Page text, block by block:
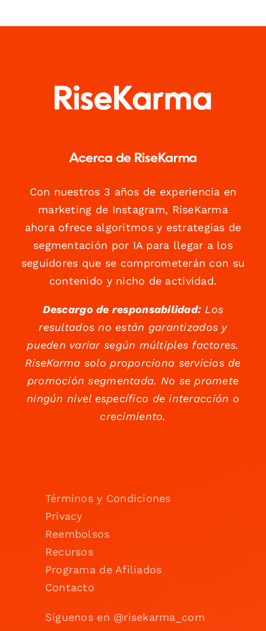
Acerca de RiseKarma
Con nuestros 3 años de experiencia en
marketing de Instagram, RiseKarma
ahora ofrece algoritmos y estrategias de
segmentación por IA para llegar a los
seguidores que se comprometerán con su
contenido y nicho de actividad.
Descargo de responsabilidad:Los
resultados no están garantizados y
pueden variar según múltiples factores.
RiseKarma solo proporciona servicios de
promoción segmentada. No se promete
ningún nivel específico de interacción o
crecimiento.
Términos y Condiciones
Privacy
Reembolsos
Recursos
Programa de Afiliados
Contacto
Síguenos en @risekarma_com